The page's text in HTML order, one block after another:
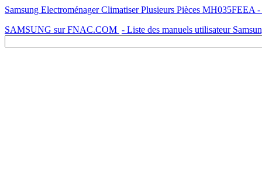
Samsung Electroménager Climatiser Plusieurs Pièces
SAMSUNG sur FNAC.COM - Liste des manuels utilisateur